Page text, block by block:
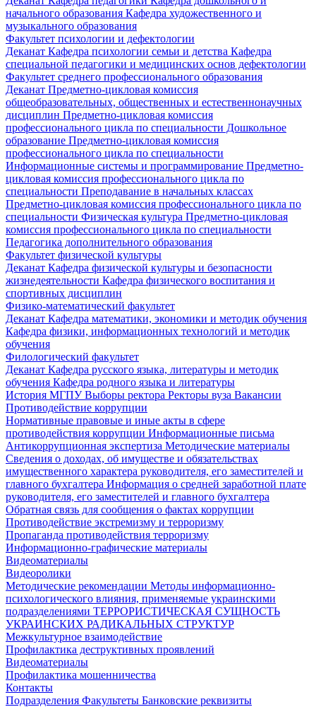
начального образования Кафедра художественного и
музыкального образования
Факультет психологии и дефектологии
Деканат Кафедра психологии семьи и детства Кафедра
специальной педагогики и медицинских основ дефектологии
Факультет среднего профессионального образования
Деканат Предметно-цикловая комиссия
общеобразовательных, общественных и естественнонаучных
дисциплин Предметно-цикловая комиссия
профессионального цикла по специальности Дошкольное
образование Предметно-цикловая комиссия
профессионального цикла по специальности
Информационные системы и программирование Предметно-
цикловая комиссия профессионального цикла по
специальности Преподавание в начальных классах
Предметно-цикловая комиссия профессионального цикла по
специальности Физическая культура Предметно-цикловая
комиссия профессионального цикла по специальности
Педагогика дополнительного образования
Факультет физической культуры
Деканат Кафедра физической культуры и безопасности
жизнедеятельности Кафедра физического воспитания и
спортивных дисциплин
Физико-математический факультет
Деканат Кафедра математики, экономики и методик обучения
Кафедра физики, информационных технологий и методик
обучения
Филологический факультет
Деканат Кафедра русского языка, литературы и методик
обучения Кафедра родного языка и литературы
История МГПУВыборы ректора Ректоры вуза Вакансии
Противодействие коррупции
Нормативные правовые и иные акты в сфере
противодействия коррупции Информационные письма
Антикоррупционная экспертиза Методические материалы
Сведения о доходах, об имуществе и обязательствах
имущественного характера руководителя, его заместителей и
главного бухгалтера Информация о средней заработной плате
руководителя, его заместителей и главного бухгалтера
Обратная связь для сообщения о фактах коррупции
Противодействие экстремизму и терроризму
Пропаганда противодействия терроризму
Информационно-графические материалы
Видеоматериалы
Видеоролики
Методические рекомендации Методы информационно-
психологического влияния, применяемые украинскими
подразделениями ТЕРРОРИСТИЧЕСКАЯ СУЩНОСТЬ
УКРАИНСКИХ РАДИКАЛЬНЫХ СТРУКТУР
Межкультурное взаимодействие
Профилактика деструктивных проявлений
Видеоматериалы
Профилактика мошенничества
Контакты
Подразделения Факультеты Банковские реквизиты